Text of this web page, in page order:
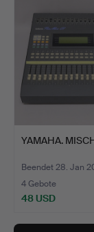
YAMAHA.
Beendet 28. Jan
4 Gebote
48 USD